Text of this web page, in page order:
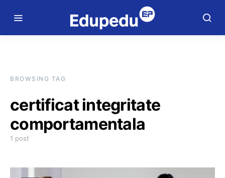
BROWSING TAG
certificat integritate
comportamentala
1 post